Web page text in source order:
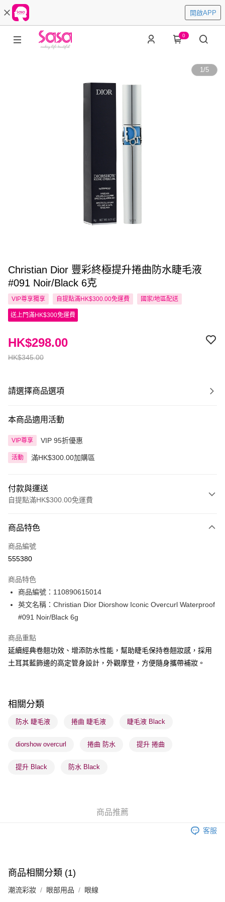
開啟APP
0
1/5
Christian Dior 豐彩終極提升捲曲防水睫毛液
#091 Noir/Black 6克
VIP尊享獨享 自提點滿HK$300.00免運費 國家/地區配送
送上門滿HK$300免運費
HK$345.00
HK$298.00
請選擇商品選項
本商品適用活動
VIP尊享 VIP 95折優惠
活動 滿HK$300.00加購區
付款與運送
自提點滿HK$300.00免運費
信用卡
Apple Pay
PayMe
WeChat Pay
送貨方式
順豐自助櫃 - 確認發貨後1-3個工作天送達
順豐站及營業點 - 確認發貨後1-3個工作天送達
物流公司進行物流配送
澳門地區配送 - 確認發貨後1-4個工作天送達
商品特色
商品編號
555380
商品特色
商品編號：110890615014
英文名稱：Christian Dior Diorshow Iconic Overcurl Waterproof
#091 Noir/Black 6g
商品重點
延續經典卷翹功效、增添防水性能，幫助睫毛保持卷翹妝感，採用
土耳其藍飾邊的高定管身設計，外觀摩登，方便隨身攜帶補妝。
相關分類
防水 睫毛液 捲曲 睫毛液 睫毛液 Black
diorshow overcurl 捲曲 防水 提升 捲曲
提升 Black 防水 Black
商品推薦
客服
商品相關分類 (1)
潮流彩妝 眼部用品 眼線